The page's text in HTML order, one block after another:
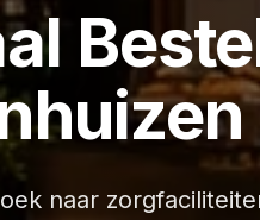
naar